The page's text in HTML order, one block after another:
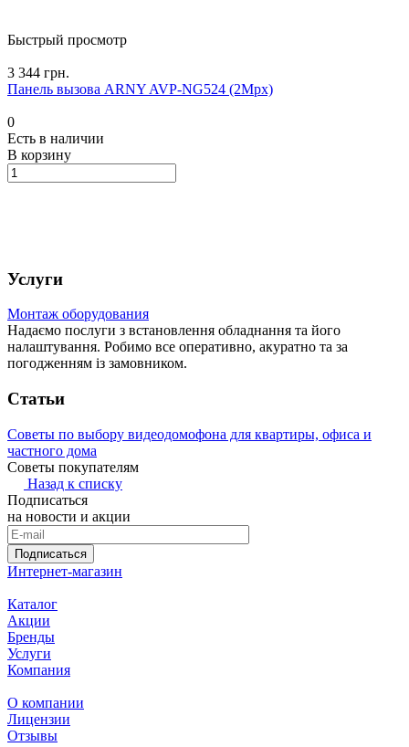
Быстрый просмотр
3 344 грн.
Панель вызова ARNY AVP-NG524 (2Mpx)
0
Есть в наличии
В корзину
Услуги
Монтаж оборудования
Надаємо послуги з встановлення обладнання та його
налаштування. Робимо все оперативно, акуратно та за
погодженням із замовником.
Статьи
Советы по выбору видеодомофона для квартиры, офиса и
частного дома
Советы покупателям
Назад к списку
Подписаться
на новости и акции
Подписаться
Интернет-магазин
Каталог
Акции
Бренды
Услуги
Компания
О компании
Лицензии
Отзывы